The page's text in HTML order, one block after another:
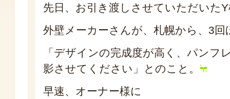
先日、お引き渡しさせていただいた
外壁メーカーさんが、札幌から、3回
「デザインの完成度が高く、パンフ
影させてください」とのこと。
早速、オーナー様に